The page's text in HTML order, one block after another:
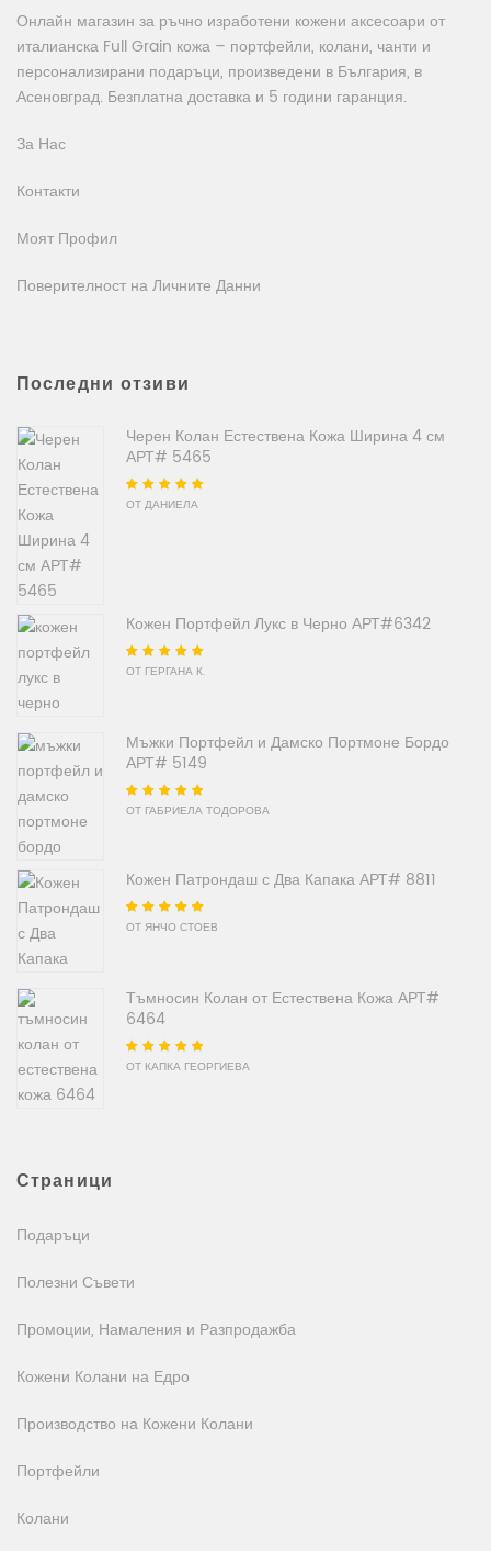
Онлайн магазин за ръчно изработени кожени аксесоари от
италианска Full Grain кожа – портфейли, колани, чанти и
персонализирани подаръци, произведени в България, в
Асеновград. Безплатна доставка и 5 години гаранция.
За Нас
Контакти
Моят Профил
Поверителност на Личните Данни
Последни отзиви
Черен Колан Естествена Кожа Ширина 4 см
АРТ# 5465
Оценено на5
ОТ ДАНИЕЛА
Кожен Портфейл Лукс в Черно АРТ#6342
Оценено на 5
ОТ ГЕРГАНА К.
Мъжки Портфейл и Дамско Портмоне Бордо
АРТ# 5149
Оценено на5 от
ОТ ГАБРИЕЛА ТОДОРОВА
Кожен Патрондаш с Два Капака АРТ# 8811
Оценено на5от
ОТ ЯНЧО СТОЕВ
Тъмносин Колан от Естествена Кожа АРТ#
6464
Оценено на5от
ОТ КАПКА ГЕОРГИЕВА
Страници
Подаръци
Полезни Съвети
Промоции, Намаления и Разпродажба
Кожени Колани на Едро
Производство на Кожени Колани
Портфейли
Колани